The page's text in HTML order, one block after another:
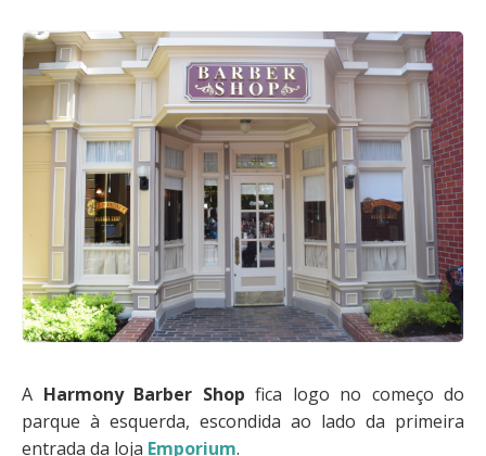
A Harmony Barber Shop fica logo no começo do
parque à esquerda, escondida ao lado da primeira
entrada da loja Emporium.